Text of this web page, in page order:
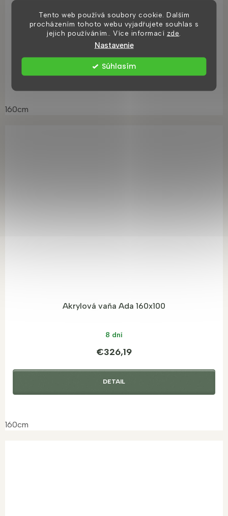
Tento web používá soubory cookie. Dalším
procházením tohoto webu vyjadřujete souhlas s
jejich používáním.. Více informací zde
Nastavenie
Súhlasím
8 dní
€325,98
DETAIL
160cm
Akrylová vaňa Ada 160x100
8 dní
€326,19
DETAIL
160cm